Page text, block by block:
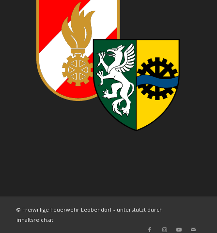
© Freiwillige Feuerwehr Leobendorf - unterstützt durch
inhaltsreich.at